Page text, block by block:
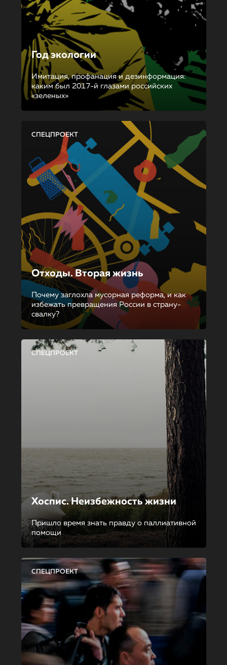
Год экологии
Имитация, профанация и дезинформация:
каким был 2017-й глазами российских
«зеленых»
СПЕЦПРОЕКТ
Отходы. Вторая жизнь
Почему заглохла мусорная реформа, и как
избежать превращения России в страну-
свалку?
СПЕЦПРОЕКТ
Хоспис. Неизбежность жизни
Пришло время знать правду о паллиативной
помощи
СПЕЦПРОЕКТ